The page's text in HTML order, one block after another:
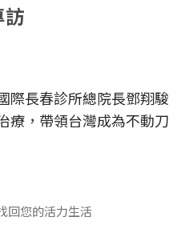
際長春診所總院長鄧翔駿
療，帶領台灣成為不動刀
回您的活力生活